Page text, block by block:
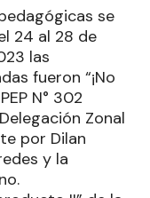
se
24 al 28 de
las
fueron “¡No
N° 302
Zonal
por Dilan
y la